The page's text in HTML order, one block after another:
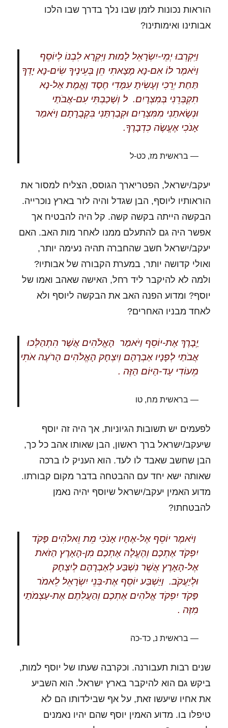
הוראות נכונות לזמן שבו נלך בדרך שבו הלכו
אבותינו ואימותינו?
וַיִּקְרְבוּ יְמֵי-יִשְׂרָאֵל לָמוּת וַיִּקְרָא לִבְנוֹ לְיוֹסֵף
וַיֹּאמֶר לוֹ אִם-נָא מָצָאתִי חֵן בְּעֵינֶיךָ שִׂים-נָא יָדְךָ
תַּחַת יְרֵכִי וְעָשִׂיתָ עִמָּדִי חֶסֶד וֶאֱמֶת אַל-נָא
תִקְבְּרֵנִי בְּמִצְרָיִם.ל וְשָׁכַבְתִּי עִם-אֲבֹתַי
וּנְשָׂאתַנִי מִמִּצְרַיִם וּקְבַרְתַּנִי בִּקְבֻרָתָם וַיֹּאמַר
אָנֹכִי אֶעֱשֶׂה כִדְבָרֶךָ.
בראשית מז, כט-ל
יעקב/ישראל, הפטריארך הגוסס, הצליח למסור את
הוראותיו ליוסף, הבן שגדל והיה לזר בארץ נוכרייה.
הבקשה הייתה בקשה קשה. קל היה להבטיח אך
אפשר היה גם להתעלם ממנו לאחר מות האב. האם
יעקב/ישראל חשב שהחברה תהיה נעימה יותר,
ואולי קדושה יותר, במערת הקבורה של אבותיו?
ולמה לא להיקבר ליד רחל, האישה שאהב ואמו של
יוסף? ומדוע הפנה האב את הבקשה ליוסף ולא
לאחד מבניו האחרים?
ַיְבָרֶךְ אֶת-יוֹסֵף וַיֹּאמַר הָאֱלֹהִים אֲשֶׁר הִתְהַלְּכוּ
אֲבֹתַי לְפָנָיו אַבְרָהָם וְיִצְחָק הָאֱלֹהִים הָרֹעֶה אֹתִי
מֵעוֹדִי עַד-הַיּוֹם הַזֶּה .
בראשית מח, טו
לפעמים יש תשובות הגיוניות, אך היה זה יוסף
שיעקב/ישראל ברך ראשון, הבן שאותו אהב כל כך,
הבן שחשב שאבד לו לעד. הוא העניק לו ברכה
שאותה ישא יחד עם ההבטחה בדבר מקום קבורתו.
מדוע האמין יעקב/ישראל שיוסף יהיה נאמן
להבטחתו?
וַיֹּאמֶר יוֹסֵף אֶל-אֶחָיו אָנֹכִי מֵת וֵאלֹהִים פָּקֹד
יִפְקֹד אֶתְכֶם וְהֶעֱלָה אֶתְכֶם מִן-הָאָרֶץ הַזֹּאת
אֶל-הָאָרֶץ אֲשֶׁר נִשְׁבַּע לְאַבְרָהָם לְיִצְחָק
וּלְיַעֲקֹב. וַיַּשְׁבַּע יוֹסֵף אֶת-בְּנֵי יִשְׂרָאֵל לֵאמֹר
פָּקֹד יִפְקֹד אֱלֹהִים אֶתְכֶם וְהַעֲלִתֶם אֶת-עַצְמֹתַי
מִזֶּה .
בראשית נ, כד-כה
שנים רבות תעבורנה. וכקרבה שעתו של יוסף למות,
ביקש גם הוא להיקבר בארץ ישראל. הוא השביע
את אחיו שיעשו זאת, על אף שבילדותו הם לא
טיפלו בו. מדוע האמין יוסף שהם יהיו נאמנים